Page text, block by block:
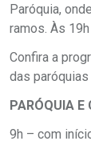
Paróquia,
ramos. Às
Confira a
das paróquias
PARÓQUIA E
9h – com